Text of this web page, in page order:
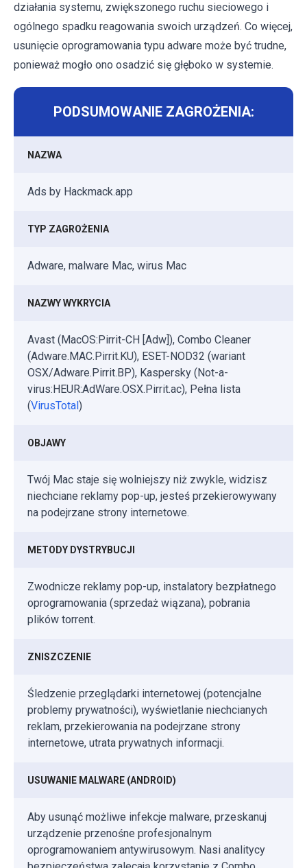
działania systemu, zwiększonego ruchu sieciowego i
ogólnego spadku reagowania swoich urządzeń. Co więcej,
usunięcie oprogramowania typu adware może być trudne,
ponieważ mogło ono osadzić się głęboko w systemie.
PODSUMOWANIE ZAGROŻENIA:
NAZWA
Ads by Hackmack.app
TYP ZAGROŻENIA
Adware, malware Mac, wirus Mac
NAZWY WYKRYCIA
Avast (MacOS:Pirrit-CH [Adw]), Combo Cleaner
(Adware.MAC.Pirrit.KU), ESET-NOD32 (wariant
OSX/Adware.Pirrit.BP), Kaspersky (Not-a-
virus:HEUR:AdWare.OSX.Pirrit.ac), Pełna lista
(VirusTotal)
OBJAWY
Twój Mac staje się wolniejszy niż zwykle, widzisz
niechciane reklamy pop-up, jesteś przekierowywany
na podejrzane strony internetowe.
METODY DYSTRYBUCJI
Zwodnicze reklamy pop-up, instalatory bezpłatnego
oprogramowania (sprzedaż wiązana), pobrania
plików torrent.
ZNISZCZENIE
Śledzenie przeglądarki internetowej (potencjalne
problemy prywatności), wyświetlanie niechcianych
reklam, przekierowania na podejrzane strony
internetowe, utrata prywatnych informacji.
USUWANIE MALWARE (ANDROID)
Aby usunąć możliwe infekcje malware, przeskanuj
urządzenie przenośne profesjonalnym
oprogramowaniem antywirusowym. Nasi analitycy